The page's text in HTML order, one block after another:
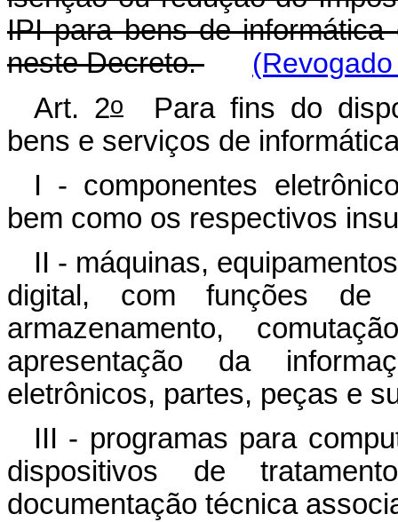
IPI para bens de
neste Decreto.
Art. 2o
Para fins do
bens e serviços de
I - componentes
bem como os respectivos
II - máquinas,
digital, com funções de
armazenamento,
apresentação da
eletrônicos, partes, peças e
III - programas para
dispositivos de
documentação técnica